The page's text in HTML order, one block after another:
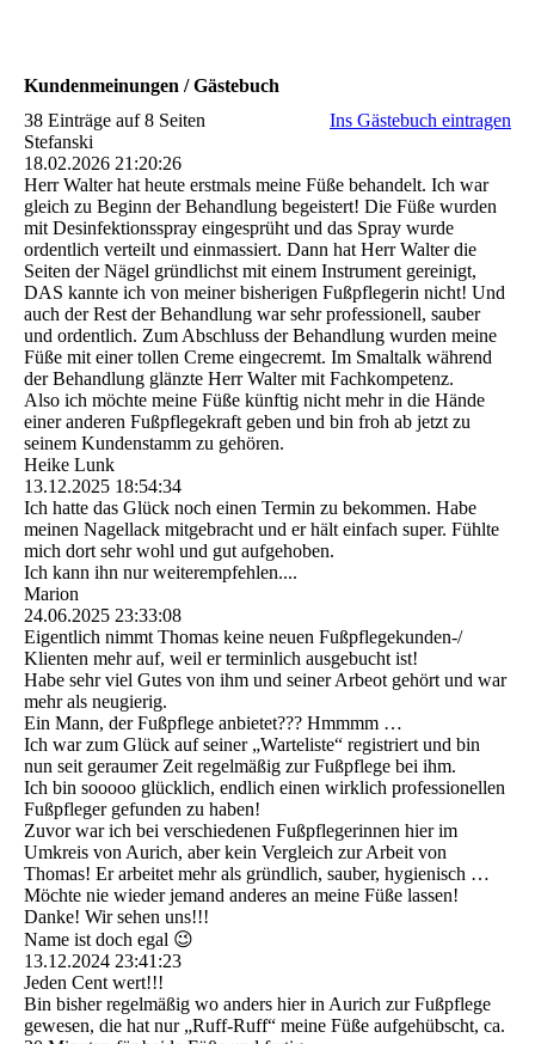
Kundenmeinungen / Gästebuch
38 Einträge auf 8 Seiten
Ins Gästebuch eintragen
Stefanski
18.02.2026 21:20:26
Herr Walter hat heute erstmals meine Füße behandelt. Ich war
gleich zu Beginn der Behandlung begeistert! Die Füße wurden
mit Desinfektionsspray eingesprüht und das Spray wurde
ordentlich verteilt und einmassiert. Dann hat Herr Walter die
Seiten der Nägel gründlichst mit einem Instrument gereinigt,
DAS kannte ich von meiner bisherigen Fußpflegerin nicht! Und
auch der Rest der Behandlung war sehr professionell, sauber
und ordentlich. Zum Abschluss der Behandlung wurden meine
Füße mit einer tollen Creme eingecremt. Im Smaltalk während
der Behandlung glänzte Herr Walter mit Fachkompetenz.
Also ich möchte meine Füße künftig nicht mehr in die Hände
einer anderen Fußpflegekraft geben und bin froh ab jetzt zu
seinem Kundenstamm zu gehören.
Heike Lunk
13.12.2025 18:54:34
Ich hatte das Glück noch einen Termin zu bekommen. Habe
meinen Nagellack mitgebracht und er hält einfach super. Fühlte
mich dort sehr wohl und gut aufgehoben.
Ich kann ihn nur weiterempfehlen....
Marion
24.06.2025 23:33:08
Eigentlich nimmt Thomas keine neuen Fußpflegekunden-/
Klienten mehr auf, weil er terminlich ausgebucht ist!
Habe sehr viel Gutes von ihm und seiner Arbeot gehört und war
mehr als neugierig.
Ein Mann, der Fußpflege anbietet??? Hmmmm …
Ich war zum Glück auf seiner „Warteliste“ registriert und bin
nun seit geraumer Zeit regelmäßig zur Fußpflege bei ihm.
Ich bin sooooo glücklich, endlich einen wirklich professionellen
Fußpfleger gefunden zu haben!
Zuvor war ich bei verschiedenen Fußpflegerinnen hier im
Umkreis von Aurich, aber kein Vergleich zur Arbeit von
Thomas! Er arbeitet mehr als gründlich, sauber, hygienisch …
Möchte nie wieder jemand anderes an meine Füße lassen!
Danke! Wir sehen uns!!!
Name ist doch egal 😉
13.12.2024 23:41:23
Jeden Cent wert!!!
Bin bisher regelmäßig wo anders hier in Aurich zur Fußpflege
gewesen, die hat nur „Ruff-Ruff“ meine Füße aufgehübscht, ca.